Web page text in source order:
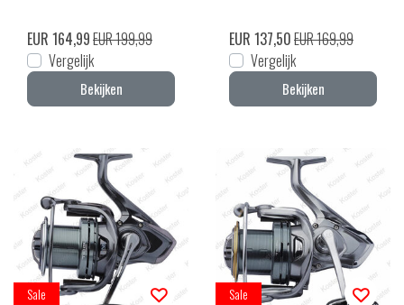
EUR 164,99EUR 199,99
Vergelijk
Bekijken
EUR 137,50EUR 169,99
Vergelijk
Bekijken
Sale Sale